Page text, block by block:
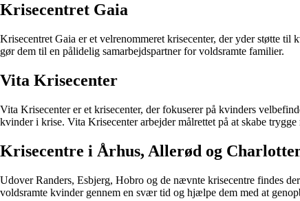
Krisecentret Gaia
Krisecentret Gaia er et velrenommeret krisecenter, der yder støtte
gør dem til en pålidelig samarbejdspartner for voldsramte familier.
Vita Krisecenter
Vita Krisecenter er et krisecenter, der fokuserer på kvinders
kvinder i krise. Vita Krisecenter arbejder målrettet på at skabe
Krisecentre i Århus, Allerød og
Udover Randers, Esbjerg, Hobro og de nævnte krisecentre findes
voldsramte kvinder gennem en svær tid og hjælpe dem med at